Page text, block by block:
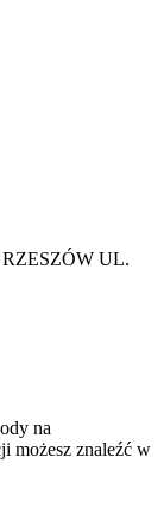
UL.
na
możesz znaleźć w